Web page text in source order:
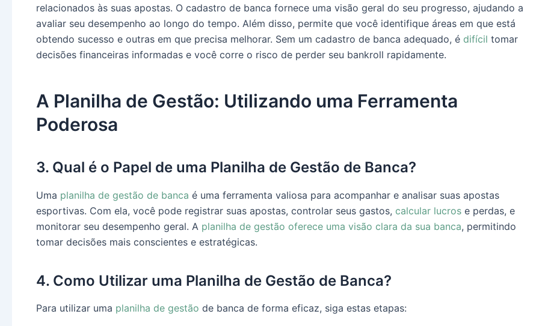
relacionados às suas apostas. O cadastro de banca fornece uma visão geral do seu progresso, ajudando a
avaliar seu desempenho ao longo do tempo. Além disso, permite que você identifique áreas em que está
obtendo sucesso e outras em que precisa melhorar. Sem um cadastro de banca adequado, é difícil tomar
decisões financeiras informadas e você corre o risco de perder seu bankroll rapidamente.
A Planilha de Gestão: Utilizando uma Ferramenta
Poderosa
3. Qual é o Papel de uma Planilha de Gestão de Banca?
Uma planilha de gestão de banca é uma ferramenta valiosa para acompanhar e analisar suas apostas
esportivas. Com ela, você pode registrar suas apostas, controlar seus gastos, calcular lucros e perdas, e
monitorar seu desempenho geral. A planilha de gestão oferece uma visão clara da sua banca, permitindo
tomar decisões mais conscientes e estratégicas.
4. Como Utilizar uma Planilha de Gestão de Banca?
Para utilizar uma planilha de gestão de banca de forma eficaz, siga estas etapas: